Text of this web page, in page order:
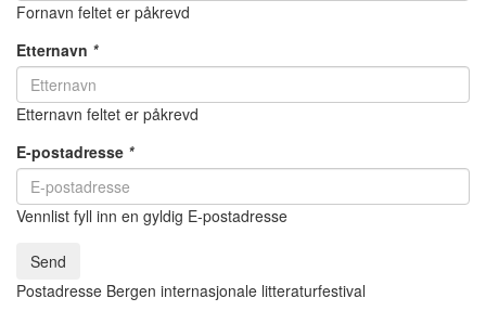
Fornavn feltet er påkrevd
Etternavn *
Etternavn feltet er påkrevd
E-postadresse *
Vennlist fyll inn en gyldig E-postadresse
Send
Postadresse Bergen internasjonale litteraturfestival